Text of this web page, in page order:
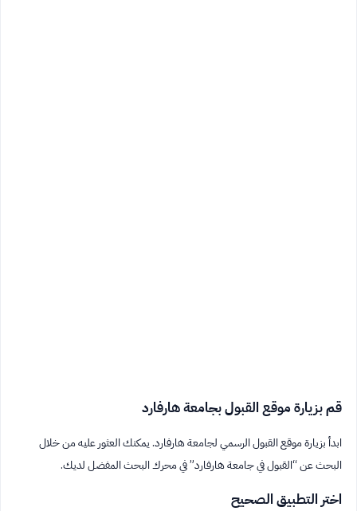
قم بزيارة موقع القبول بجامعة هارفارد
ابدأ بزيارة موقع القبول الرسمي لجامعة هارفارد. يمكنك العثور عليه من خلال
البحث عن “القبول في جامعة هارفارد” في محرك البحث المفضل لديك.
اختر التطبيق الصحيح